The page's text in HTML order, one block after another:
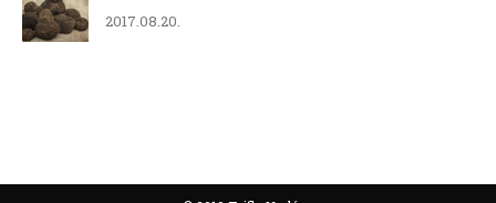
2017.08.20.